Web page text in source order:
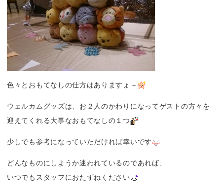
色々とおもてなしの仕方はありますょ～
ウェルカムグッズは、お２人のかわりになってゲストの方々を
迎えてくれる大事なおもてなしの１つ
少しでも参考になっていただければ幸いです
どんなものにしようか迷われているのであれば、
いつでもスタッフにおたずねください